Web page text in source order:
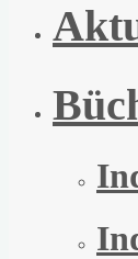
nach: